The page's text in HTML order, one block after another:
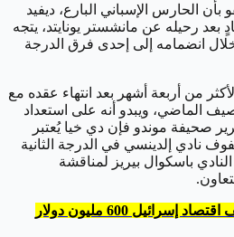
بأن الحارس الإسباني البارع، ديفيد
بعد رحيله عن مانشستر يونايتد، يتجه
انضمامه إلى إحدى فرق الدرجة
من أربعة أشهر بعد انتهاء عقده مع
الماضي، ويبدو أنه على استعداد
صحيفة موندو فإن دي خيا يُعتبر
نادي إلدينسي في الدرجة الثانية
باسكوال بيريز لمناقشة
شاهد أيضًا: نقص العمال يكلف اقتصاد إسرائيل 600 مليون دولار